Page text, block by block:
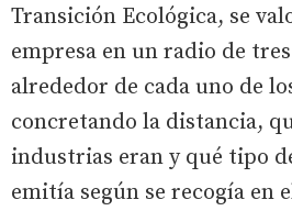
Transición Ecológica, se
empresa en un radio de
alrededor de cada uno de
concretando la distancia,
industrias eran y qué tipo
emitía según se recogía en